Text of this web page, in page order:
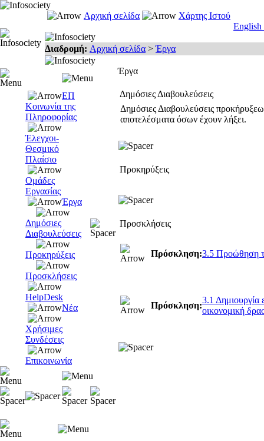
Αρχική σελίδα
Χάρτης Ιστού
English
Διαδρομή: Αρχική σελίδα >Έργα
ΕΠ
Κοινωνία της
Πληροφορίας
Έλεγχοι-
Θεσμικό
Πλαίσιο
Ομάδες
Εργασίας
Έργα
Δημόσιες
Διαβουλεύσεις
Προκηρύξεις
Προσκλήσεις
HelpDesk
Νέα
Χρήσιμες
Συνδέσεις
Επικοινωνία
Έργα
Δημόσιες Διαβουλεύσεις
Δημόσιες Διαβουλεύσεις
αποτελέσματα όσων έχουν λήξει.
Προκηρύξεις
Προσκλήσεις
Πρόσκληση:3.5 Προώθηση
Πρόσκληση:
3.1 Δημιουργία
οικονομική